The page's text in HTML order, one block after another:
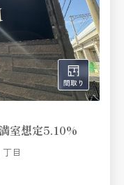
満室想定5.10%
目